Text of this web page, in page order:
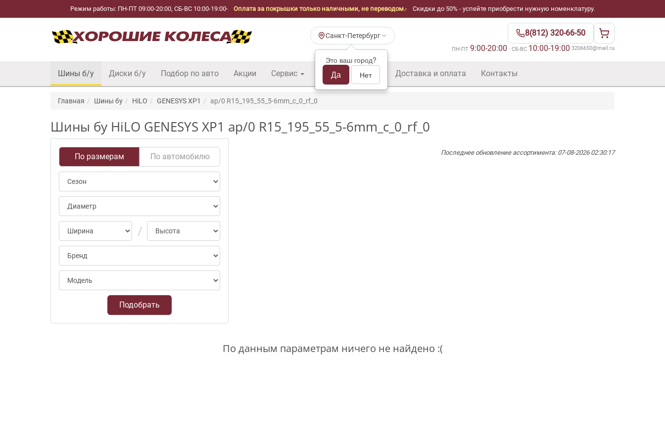
Режим работы: ПН-ПТ 09:00-20:00, СБ-ВС 10:00-19:00 Оплата за покрышки только наличными, не переводом. Скидки до 50% - успейте приобрести нужную номенклатуру.
Санкт-Петербург
Это ваш город?
Да Нет
8(812) 320-66-50
ПН-ПТ 9:00-20:00 · СБ-ВС 10:00-19:00·3206650@mail.ru
Шины б/у Диски б/у Подбор по авто Акции Сервис Шины б/у оптом Доставка и оплата Контакты
Главная Шины бу HiLO GENESYS XP1 ap/0 R15_195_55_5-6mm_c_0_rf_0
Шины бу HiLO GENESYS XP1 ap/0 R15_195_55_5-6mm_c_0_rf_0
По размерам По автомобилю
Подобрать
Последнее обновление ассортимента: 07-08-2026 02:30:17
По данным параметрам ничего не найдено :(